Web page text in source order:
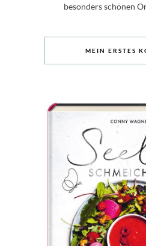
besonders schönen
MEIN ERSTES